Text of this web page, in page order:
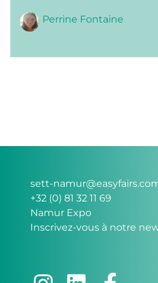
Perrine Fontaine
sett-
+32 (0) 81 32 11 69
Namur Expo
Inscrivez-vous à notre